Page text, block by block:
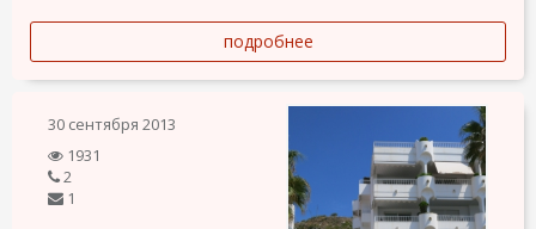
подробнее
30 сентября 2013
1931
2
1